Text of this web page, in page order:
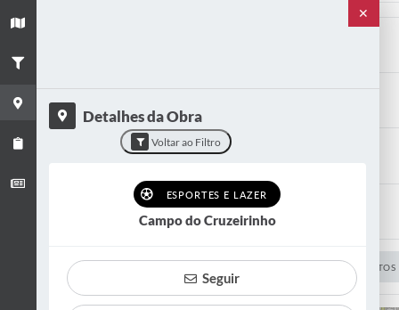
Categoria
Situação
Bairro
Jardim Laguna
VER FOTOS
✕
Detalhes da Obra
Voltar ao Filtro
ESPORTES E LAZER
Campo do Cruzeirinho
Seguir